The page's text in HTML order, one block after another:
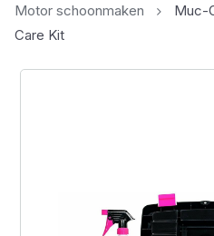
Motor schoonmaken
Muc-
Care Kit